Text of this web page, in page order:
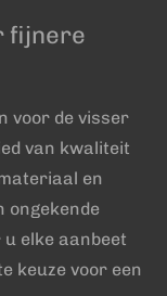
fijnere
voor de visser
van kwaliteit
en
ongekende
elke aanbeet
keuze voor een